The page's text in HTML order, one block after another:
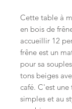
Cette table à
en bois de
accueillir 12
frêne est un
pour sa
tons beiges
café. C'est
simples et au